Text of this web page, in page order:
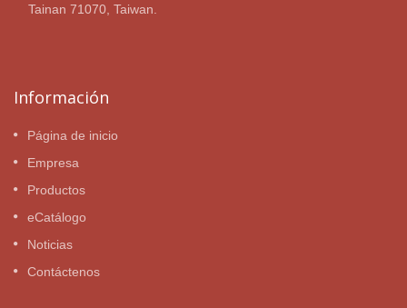
Tainan 71070, Taiwan.
Información
Página de inicio
Empresa
Productos
eCatálogo
Noticias
Contáctenos